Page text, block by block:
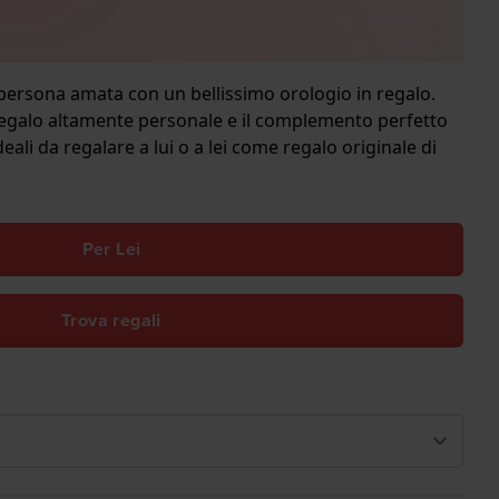
amata con un bellissimo orologio in regalo.
altamente personale e il complemento perfetto
da regalare a lui o a lei come regalo originale di
Per Lei
Trova regali